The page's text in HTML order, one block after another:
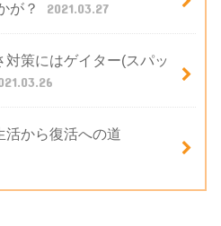
が？
2021.03.27
策にはゲイター(スパッ
活から復活への道